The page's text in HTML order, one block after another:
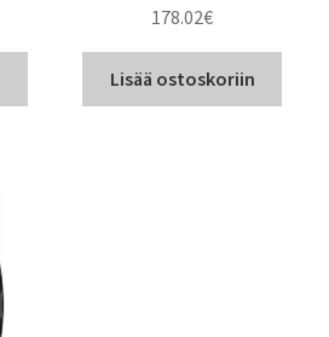
178.02€
Lisää ostoskoriin